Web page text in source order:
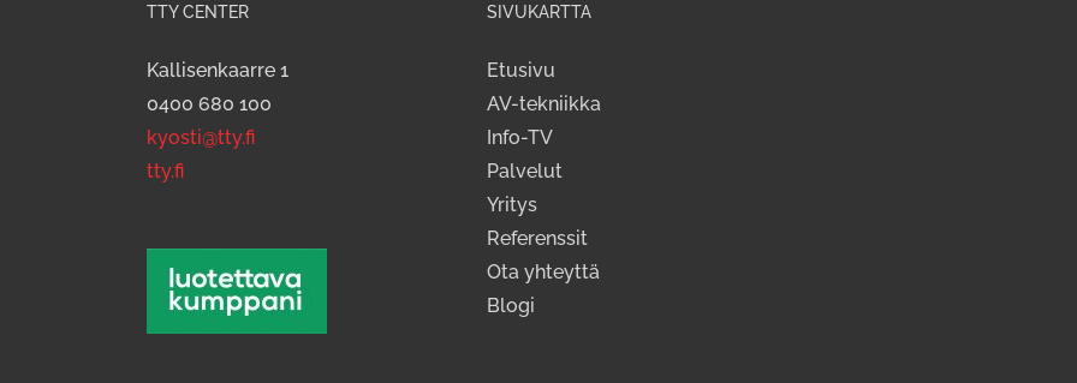
TTY CENTER
Kallisenkaarre 1
0400 680 100
kyosti@tty.fi
tty.fi
SIVUKARTTA
Etusivu
AV-tekniikka
Info-TV
Palvelut
Yritys
Referenssit
Ota yhteyttä
Blogi